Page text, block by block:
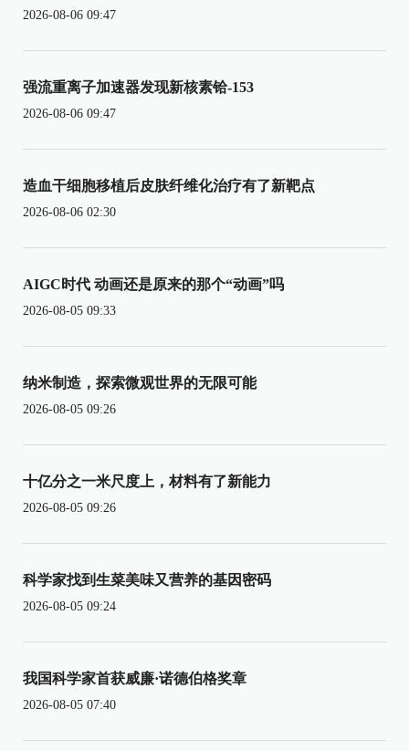
2026-08-06 09:47
强流重离子加速器发现新核素铪-153
2026-08-06 09:47
造血干细胞移植后皮肤纤维化治疗有了新靶点
2026-08-06 02:30
AIGC时代 动画还是原来的那个“动画”吗
2026-08-05 09:33
纳米制造，探索微观世界的无限可能
2026-08-05 09:26
十亿分之一米尺度上，材料有了新能力
2026-08-05 09:26
科学家找到生菜美味又营养的基因密码
2026-08-05 09:24
我国科学家首获威廉·诺德伯格奖章
2026-08-05 07:40